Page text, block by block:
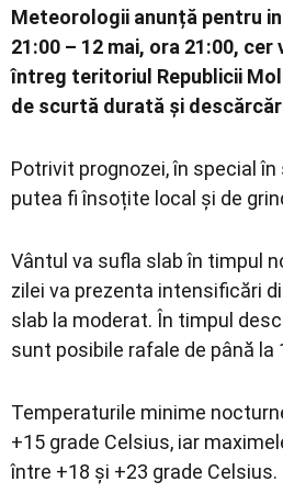
Meteorologii anunță pentru
21:00 – 12 mai, ora 21:00,
întreg teritoriul Republicii
de scurtă durată și
Potrivit prognozei, în special în
putea fi însoțite local și de
Vântul va sufla slab în timpul
zilei va prezenta intensificări
slab la moderat. În timpul
sunt posibile rafale de până la
Temperaturile minime
+15 grade Celsius, iar
între +18 și +23 grade Celsius.